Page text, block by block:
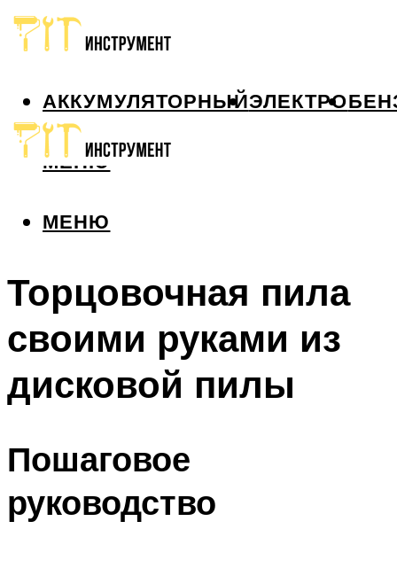
АККУМУЛЯТОРНЫЙЭЛЕКТРО
МЕНЮ
МЕНЮ
Торцовочная пила
своими руками из
дисковой пилы
Пошаговое
руководство